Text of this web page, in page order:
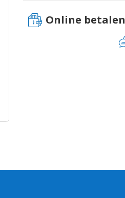
Online betalen